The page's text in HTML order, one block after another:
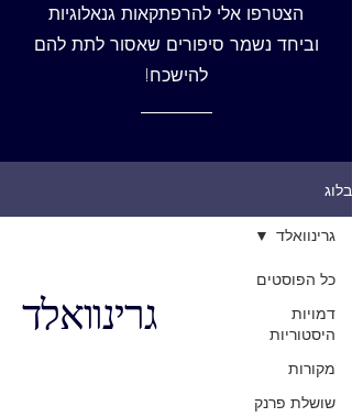
הצטרפו אלי להרפתקאות גנאלוגיות
וביחד נשמר סיפורים שאסור לתת להם
להישכח!
בלוג
כל הפוסטים
דמויות
היסטוריות
מקורות
שושלת פרנק
גרינוואלד
גרינוואלד